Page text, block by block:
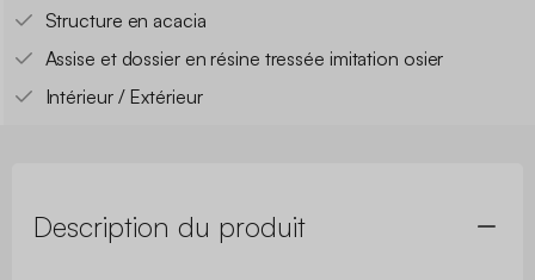
Structure en acacia
Assise et dossier en résine tressée imitation osier
Intérieur / Extérieur
Description du produit